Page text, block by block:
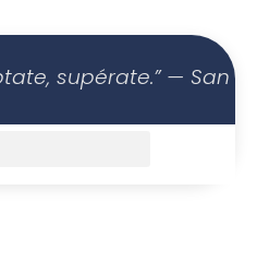
supérate.” — San